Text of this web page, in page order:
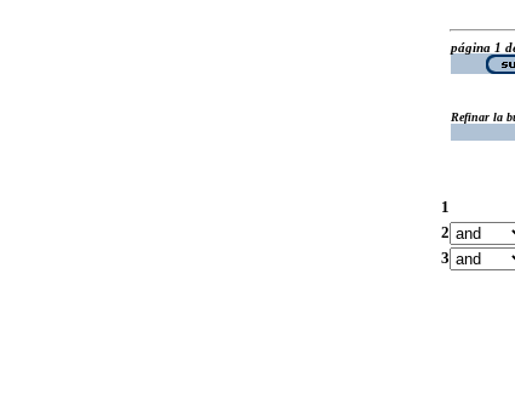
página 1
Refinar la
1
2
3